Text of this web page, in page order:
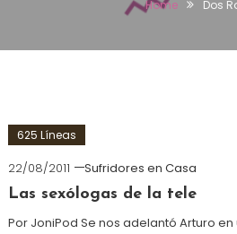
Home Dos
625 Líneas
22/08/2011
Sufridores en Casa
Las sexólogas de la tele
Por JoniPod Se nos adelantó Arturo